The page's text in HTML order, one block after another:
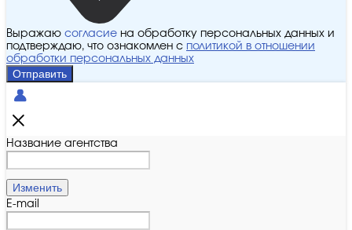
Выражаю согласие на обработку персональных данных и
подтверждаю, что ознакомлен с политикой в отношении
обработки персональных данных
Отправить
Название агентства
Изменить
E-mail